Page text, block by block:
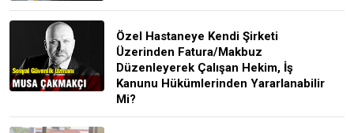
Özel Hastaneye Kendi Şirketi
Üzerinden Fatura/Makbuz
Düzenleyerek Çalışan Hekim, İş
Kanunu Hükümlerinden Yararlanabilir
Mi?